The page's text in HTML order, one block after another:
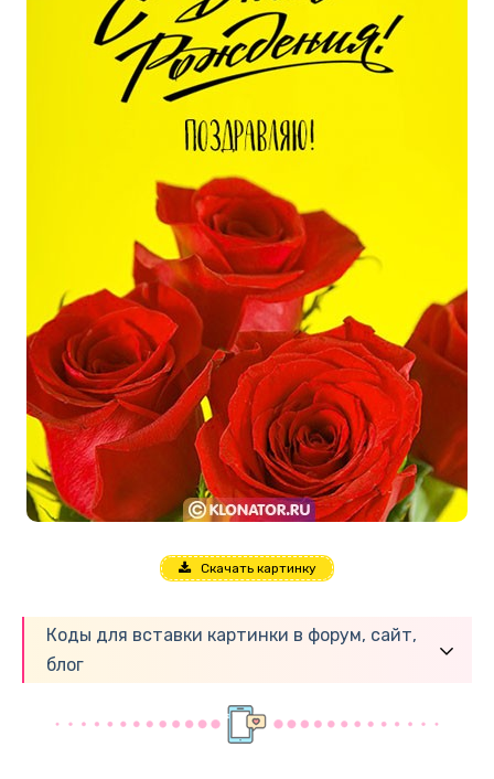
Скачать картинку
Коды для вставки картинки в форум, сайт,
блог